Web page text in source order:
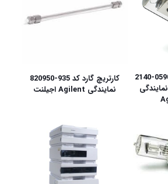
لامپ دوتریوم D2 کد 0590-2140
کروماتوگرافی HPLC نمایندگی
کارتریچ گارد کد 935-820950
نمایندگی Agilent اجیلنت